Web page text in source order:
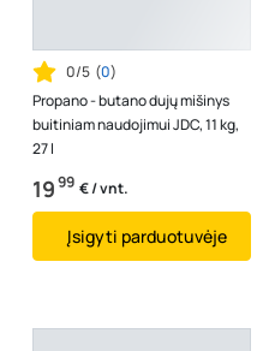
0/5 (0)
Propano - butano dujų mišinys
buitiniam naudojimui JDC, 11 kg,
27 l
1999 € / vnt.
Įsigyti parduotuvėje